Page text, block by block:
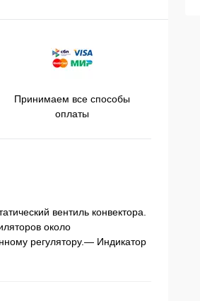
Принимаем все способы
оплаты
вентиль конвектора.
около
регулятору.— Индикатор